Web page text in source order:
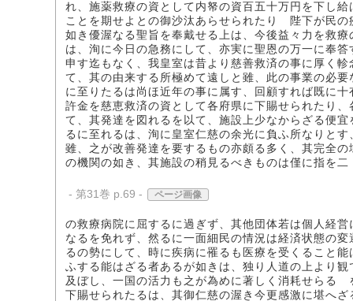
れ、施薬救療の資として内帑の資百五十万円を下し
ことを期せよとの御沙汰あらせられたり 陛下が民
如き優渥なる聖旨を奉戴せる上は、今後益々力を救
は、洵に今日の急務にして、亦実に聖恩の万一に奉
申す迄もなく、我皇室は昔より慈善救済の事に厚く
て、其の由来する所極めて遠しと雖、此の事業の必
に至りたるは尚ほ近年の事に属す、回顧すれば既に
許金を慈恵救済の資として各府県に下賜せられたり
て、其発達を図れるを以て、施設上少なからざる便
るに至れるは、洵に皇室仁慈の余光に負ふ所なりと
雖、之が改善発達を要するもの亦頗る多く、其完全
の機関の如き、其施設の稍見るべきものは僅に指を二
- 第31巻 p.69 - ページ画像
の救療病院に屈するに過ぎず、其他団体若は個人経
なるを免れず、然るに一面細民の情況は経済状態の
るの勢にして、時に疾病に罹るも医療を受くること
ふする能はざる者あるが如きは、独り人道の上より
及ぼし、一国の活力も之が為めに著しく消耗せらる
下賜せられたるは、其御仁慈の渥き今更感激に堪へ